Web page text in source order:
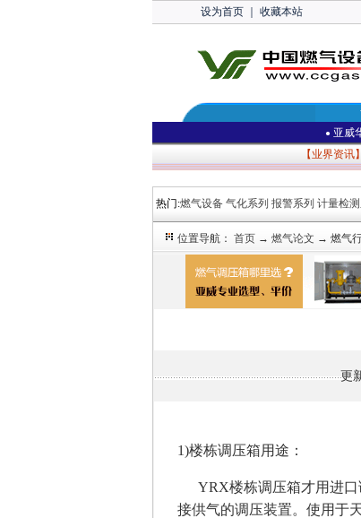
设为首页｜ 收藏本站
● 亚威
【业界资讯
热门:燃气设备 气化系列 报警系列 计量检测
位置导航： 首页 → 燃气论文 → 燃气
更
1)楼栋调压箱用途：
YRX楼栋调压箱才用进口
接供气的调压装置。使用于